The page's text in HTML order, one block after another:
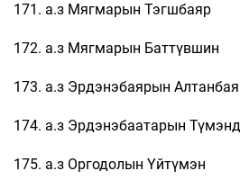
171. а.з Мягмарын Тэгшбаяр
172. а.з Мягмарын Баттүвшин
173. а.з Эрдэнэбаярын
174. а.з Эрдэнэбаатарын
175. а.з Оргодолын Үйтүмэн